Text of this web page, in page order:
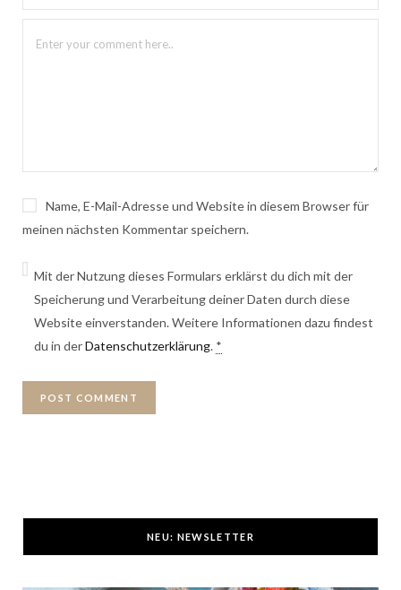
Name, E-Mail-Adresse und Website in diesem Browser für
meinen nächsten Kommentar speichern.
Mit der Nutzung dieses Formulars erklärst du dich mit der
Speicherung und Verarbeitung deiner Daten durch diese
Website einverstanden. Weitere Informationen dazu findest
du in derDatenschutzerklärung. *
NEU: NEWSLETTER